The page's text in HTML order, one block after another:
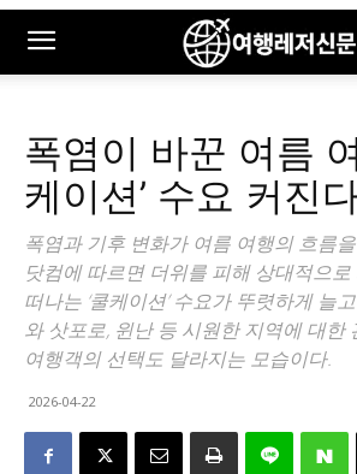
폭염이 바꾼 여름
케이션’ 수요 커진
폭염과 기후 변화가 여름 여행의 흐름
닷컴에 따르면 더위를 피해 상대적으
떠나는 ‘쿨케이션’ 수요가 뚜렷하게 늘
와 삿포로, 윈난 등 시원한 지역에 대한
여행객의 선택도 달라지는 모습이다.
2026-04-22